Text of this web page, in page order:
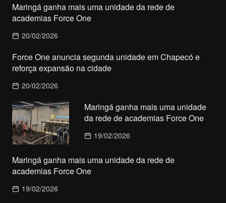
Maringá ganha mais uma unidade da rede de
academias Force One
20/02/2026
Force One anuncia segunda unidade em Chapecó e
reforça expansão na cidade
20/02/2026
Maringá ganha mais uma unidade
da rede de academias Force One
19/02/2026
Maringá ganha mais uma unidade da rede de
academias Force One
19/02/2026